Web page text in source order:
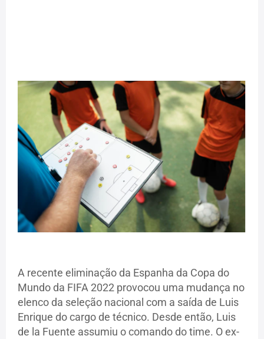
A recente eliminação da Espanha da Copa do
Mundo da FIFA 2022 provocou uma mudança no
elenco da seleção nacional com a saída de Luis
Enrique do cargo de técnico. Desde então, Luis
de la Fuente assumiu o comando do time. O ex-